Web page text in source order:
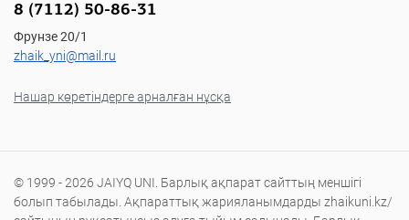
8 (7112) 50-86-31
Фрунзе 20/1
zhaik_yni@mail.ru
Нашар көретіндерге арналған нұсқа
© 1999 - 2026 JAIYQ UNI. Барлық ақпарат сайттың меншігі
болып табылады. Ақпараттық жарияланымдарды zhaikuni.kz/